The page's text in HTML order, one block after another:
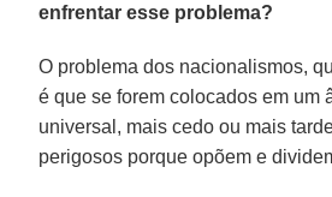
enfrentar esse problema?
O problema dos nacionalismos,
é que se forem colocados em um
universal, mais cedo ou mais
perigosos porque opõem e